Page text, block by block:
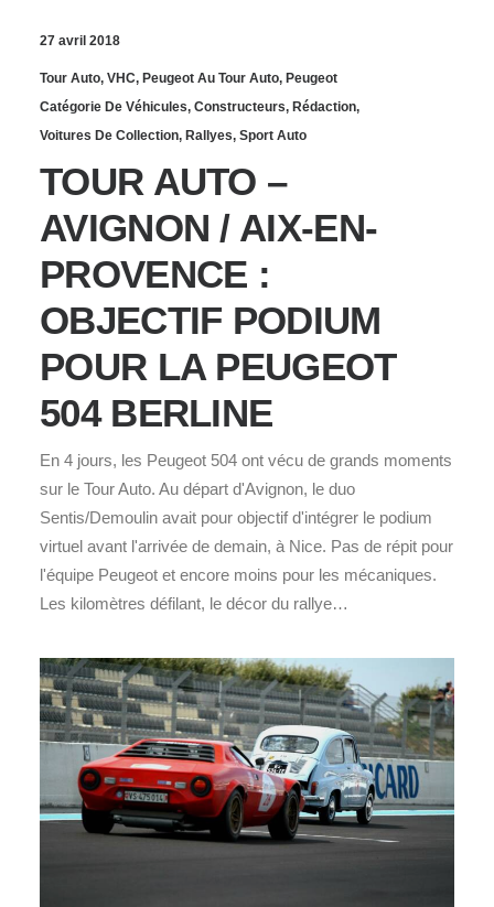
27 avril 2018
Tour Auto, VHC, Peugeot Au Tour Auto, Peugeot
Catégorie De Véhicules, Constructeurs, Rédaction,
Voitures De Collection, Rallyes, Sport Auto
TOUR AUTO –
AVIGNON / AIX-EN-
PROVENCE :
OBJECTIF PODIUM
POUR LA PEUGEOT
504 BERLINE
En 4 jours, les Peugeot 504 ont vécu de grands moments
sur le Tour Auto. Au départ d'Avignon, le duo
Sentis/Demoulin avait pour objectif d'intégrer le podium
virtuel avant l'arrivée de demain, à Nice. Pas de répit pour
l'équipe Peugeot et encore moins pour les mécaniques.
Les kilomètres défilant, le décor du rallye…